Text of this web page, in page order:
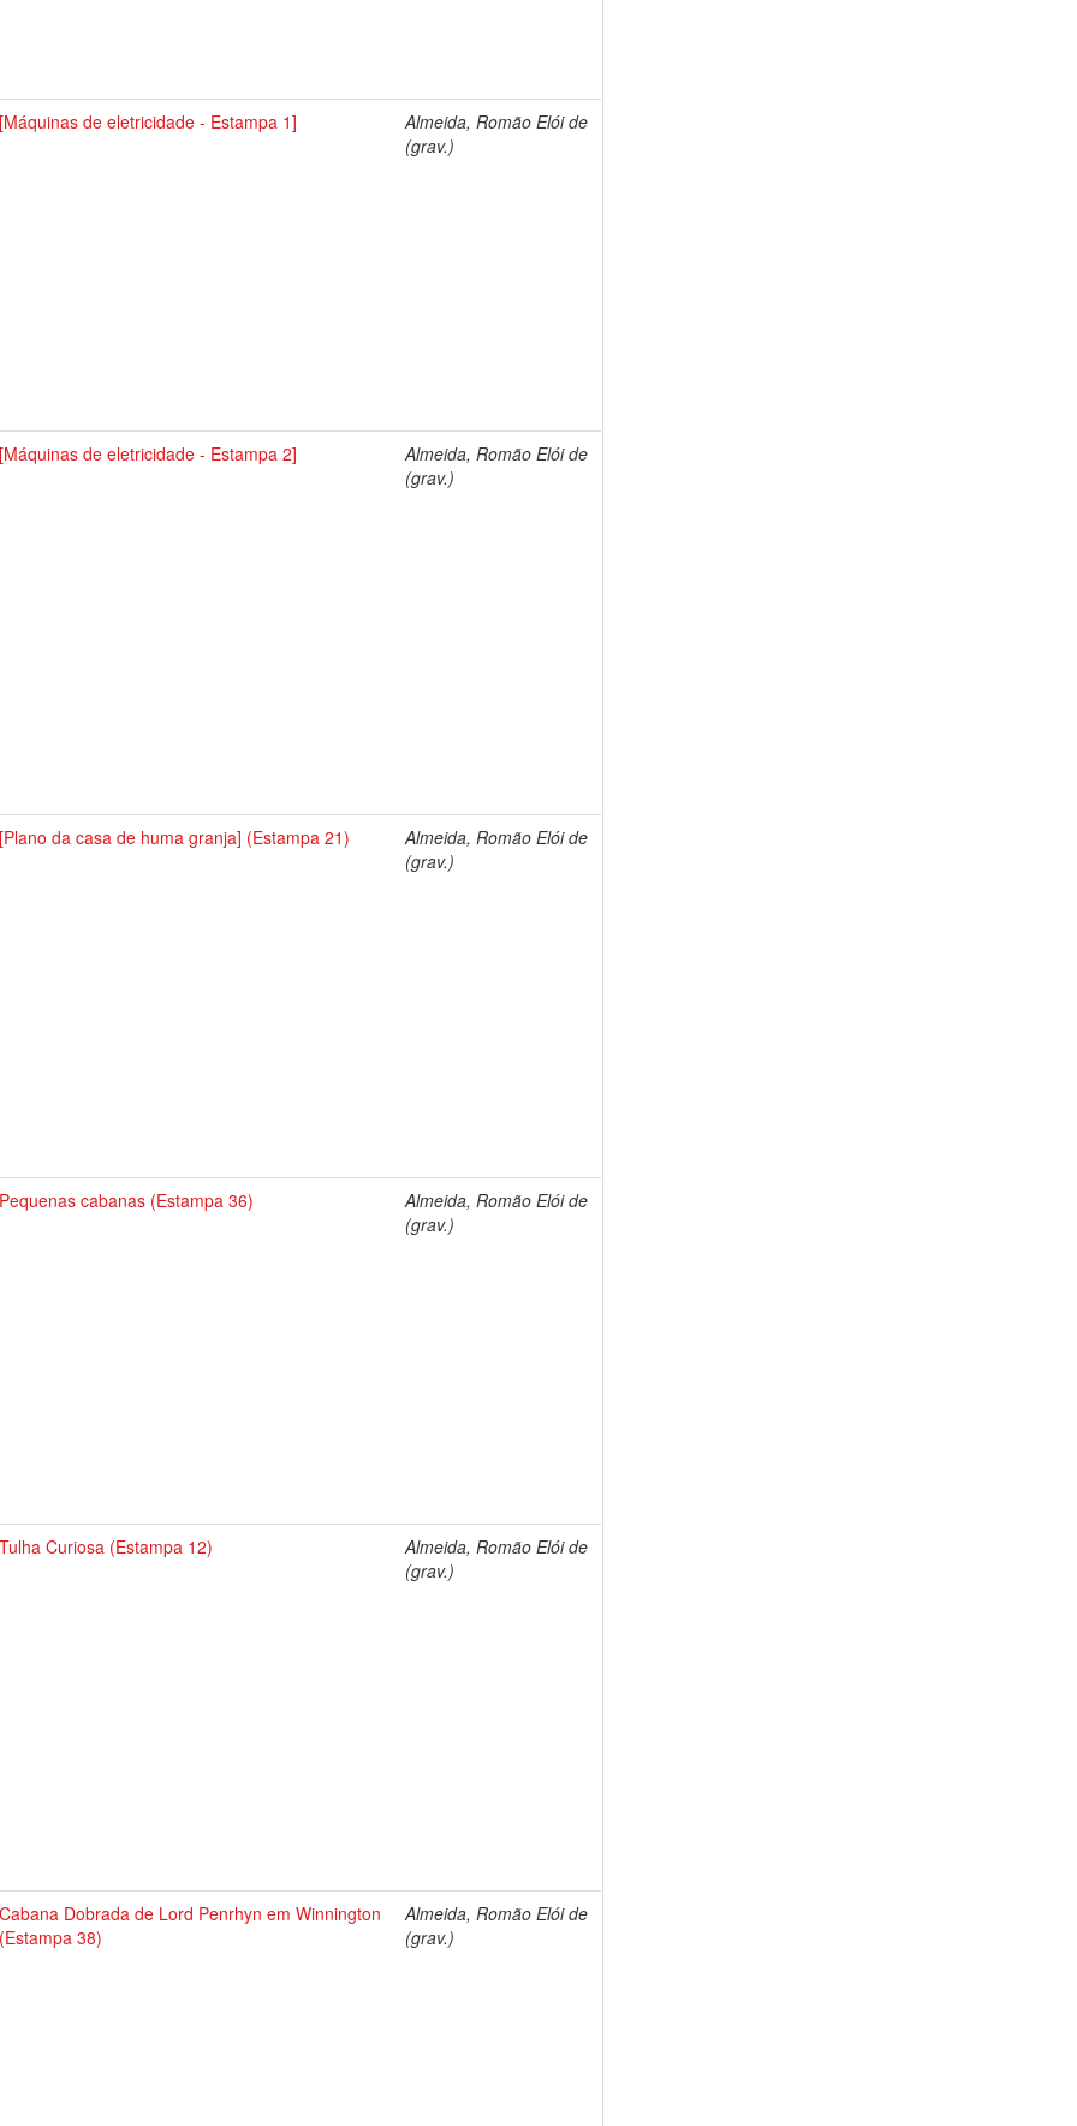
[Máquinas de eletricidade - Estampa 1]
Almeida, Romão Elói de
(grav.)
[Máquinas de eletricidade - Estampa 2]
Almeida, Romão Elói de
(grav.)
[Plano da casa de huma granja] (Estampa 21)
Almeida, Romão Elói de
(grav.)
Pequenas cabanas (Estampa 36)
Almeida, Romão Elói de
(grav.)
Tulha Curiosa (Estampa 12)
Almeida, Romão Elói de
(grav.)
Cabana Dobrada de Lord Penrhyn em Winnington
(Estampa 38)
Almeida, Romão Elói de
(grav.)